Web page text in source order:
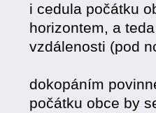
i cedula počátku
horizontem, a
vzdálenosti (pod
dokopáním
počátku obce by